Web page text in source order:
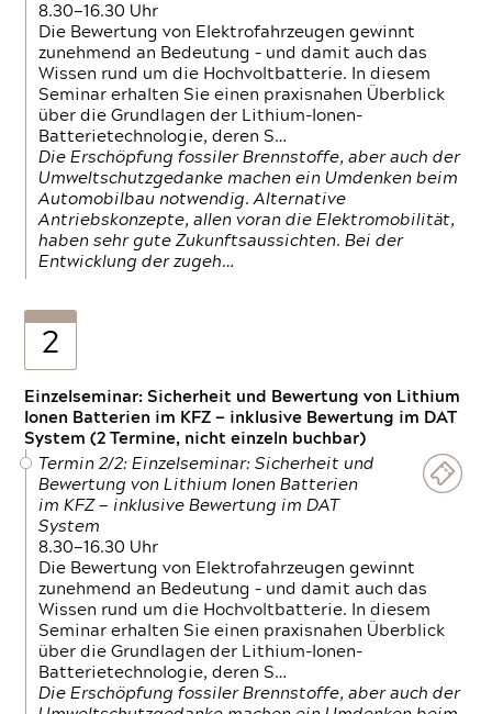
8.30—16.30 Uhr
Die Bewertung von Elektrofahrzeugen gewinnt
zunehmend an Bedeutung – und damit auch das
Wissen rund um die Hochvoltbatterie. In diesem
Seminar erhalten Sie einen praxisnahen Überblick
über die Grundlagen der Lithium-Ionen-
Batterietechnologie, deren S…
Die Erschöpfung fossiler Brennstoffe, aber auch der
Umweltschutzgedanke machen ein Umdenken beim
Automobilbau notwendig. Alternative
Antriebskonzepte, allen voran die Elektromobilität,
haben sehr gute Zukunftsaussichten. Bei der
Entwicklung der zugeh…
2
Einzelseminar: Sicherheit und Bewertung von Lithium
Ionen Batterien im KFZ — inklusive Bewertung im DAT
System (2 Termine, nicht einzeln buchbar)
Termin 2/2: Einzelseminar: Sicherheit und
Bewertung von Lithium Ionen Batterien
im KFZ — inklusive Bewertung im DAT
System
8.30—16.30 Uhr
Die Bewertung von Elektrofahrzeugen gewinnt
zunehmend an Bedeutung – und damit auch das
Wissen rund um die Hochvoltbatterie. In diesem
Seminar erhalten Sie einen praxisnahen Überblick
über die Grundlagen der Lithium-Ionen-
Batterietechnologie, deren S…
Die Erschöpfung fossiler Brennstoffe, aber auch der